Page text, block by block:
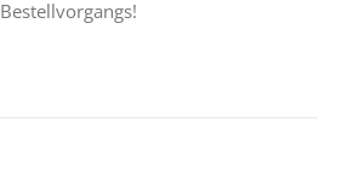
Bestellvorgangs!